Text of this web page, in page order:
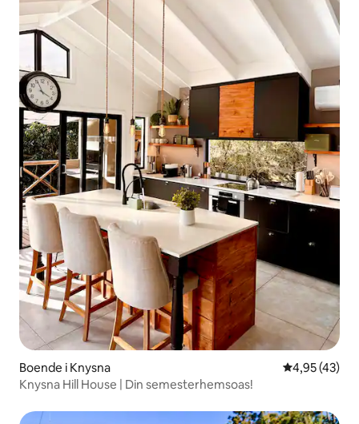
Boende i Knysna 4,95 av 5 i
4,95 (43)
Knysna Hill House | Din semesterhemsoas!